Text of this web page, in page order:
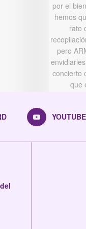
YOUTUBE